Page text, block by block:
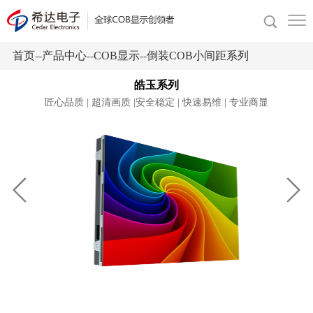
首页--产品中心--COB显示--倒装COB小间距系列
皓玉系列
匠心品质 | 超清画质 |安全稳定 | 快速易维 | 专业商显